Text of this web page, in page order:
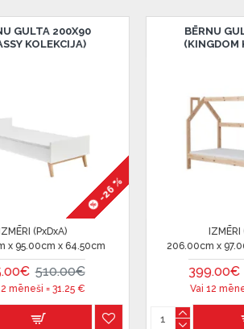
BĒRNU GULTA 200X90
(OXFORD KOLEKCIJA)
205.70cm x 98.00cm x 50.00cm
379.00€
Vai 12 mēneši =